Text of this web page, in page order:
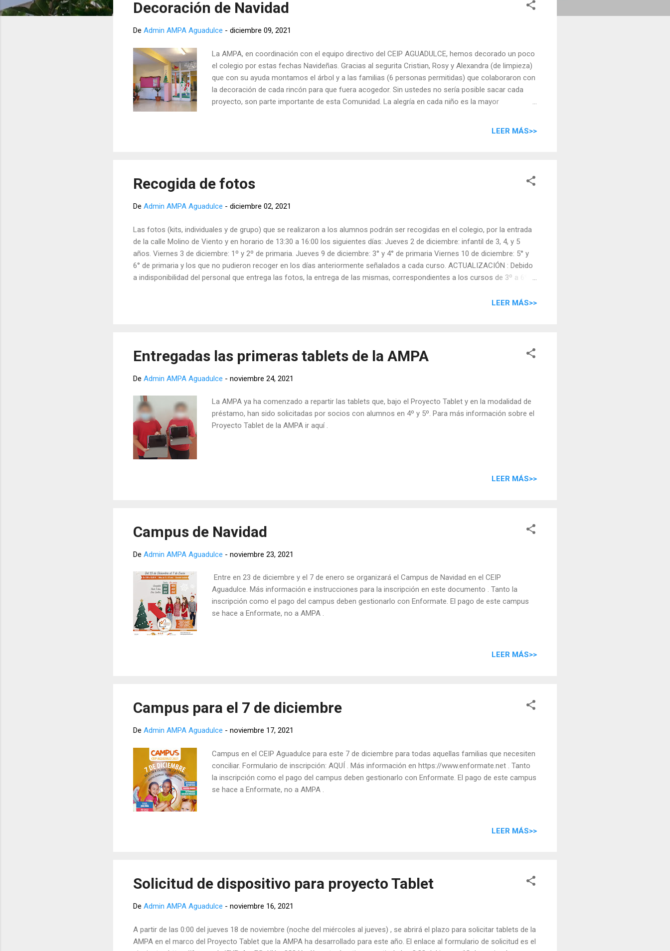
Decoración de Navidad
De Admin AMPA Aguadulce - diciembre 09, 2021
La AMPA, en coordinación con el equipo directivo del CEIP AGUADULCE, hemos decorado un poco
el colegio por estas fechas Navideñas. Gracias al segurita Cristian, Rosy y Alexandra (de limpieza)
que con su ayuda montamos el árbol y a las familias (6 personas permitidas) que colaboraron con
la decoración de cada rincón para que fuera acogedor. Sin ustedes no sería posible sacar cada
proyecto, son parte importante de esta Comunidad. La alegría en cada niño es la mayor
LEER MÁS>>
Recogida de fotos
De Admin AMPA Aguadulce - diciembre 02, 2021
Las fotos (kits, individuales y de grupo) que se realizaron a los alumnos podrán ser recogidas en el colegio, por la entrada
de la calle Molino de Viento y en horario de 13:30 a 16:00 los siguientes días: Jueves 2 de diciembre: infantil de 3, 4, y 5
años. Viernes 3 de diciembre: 1º y 2º de primaria. Jueves 9 de diciembre: 3° y 4° de primaria Viernes 10 de diciembre: 5° y
6° de primaria y los que no pudieron recoger en los días anteriormente señalados a cada curso. ACTUALIZACIÓN : Debido
a indisponibilidad del personal que entrega las fotos, la entrega de las mismas, correspondientes a los cursos de 3º a 6º
LEER MÁS>>
Entregadas las primeras tablets de la AMPA
De Admin AMPA Aguadulce - noviembre 24, 2021
La AMPA ya ha comenzado a repartir las tablets que, bajo el Proyecto Tablet y en la modalidad de
préstamo, han sido solicitadas por socios con alumnos en 4º y 5º. Para más información sobre el
Proyecto Tablet de la AMPA ir aquí .
LEER MÁS>>
Campus de Navidad
De Admin AMPA Aguadulce - noviembre 23, 2021
Entre en 23 de diciembre y el 7 de enero se organizará el Campus de Navidad en el CEIP
Aguadulce. Más información e instrucciones para la inscripción en este documento . Tanto la
inscripción como el pago del campus deben gestionarlo con Enformate. El pago de este campus
se hace a Enformate, no a AMPA .
LEER MÁS>>
Campus para el 7 de diciembre
De Admin AMPA Aguadulce - noviembre 17, 2021
Campus en el CEIP Aguadulce para este 7 de diciembre para todas aquellas familias que necesiten
conciliar. Formulario de inscripción: AQUÍ . Más información en https://www.enformate.net . Tanto
la inscripción como el pago del campus deben gestionarlo con Enformate. El pago de este campus
se hace a Enformate, no a AMPA .
LEER MÁS>>
Solicitud de dispositivo para proyecto Tablet
De Admin AMPA Aguadulce - noviembre 16, 2021
A partir de las 0:00 del jueves 18 de noviembre (noche del miércoles al jueves) , se abrirá el plazo para solicitar tablets de la
AMPA en el marco del Proyecto Tablet que la AMPA ha desarrollado para este año. El enlace al formulario de solicitud es el